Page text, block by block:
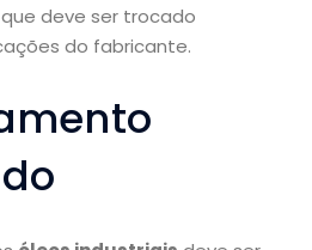
que deve ser trocado
do fabricante.